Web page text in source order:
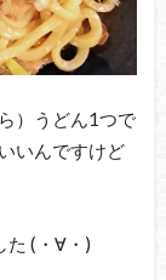
）うどん1つで
いんですけど
た (・∀・)